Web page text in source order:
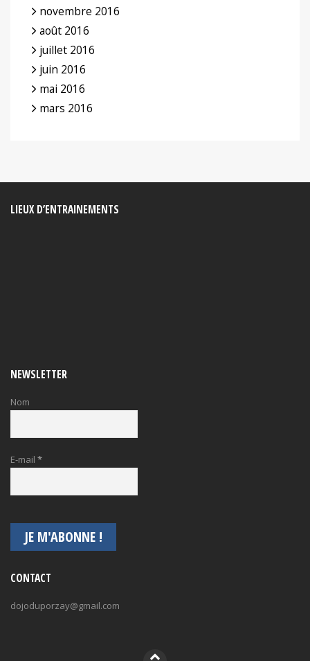
novembre 2016
août 2016
juillet 2016
juin 2016
mai 2016
mars 2016
LIEUX D’ENTRAINEMENTS
NEWSLETTER
Nom
E-mail *
CONTACT
dojoduporzay@gmail.com